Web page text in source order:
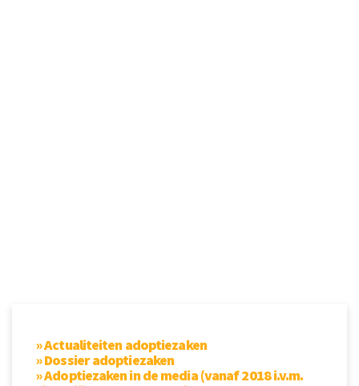
» Actualiteiten adoptiezaken
» Dossier adoptiezaken
» Adoptiezaken in de media (vanaf 2018 i.v.m.